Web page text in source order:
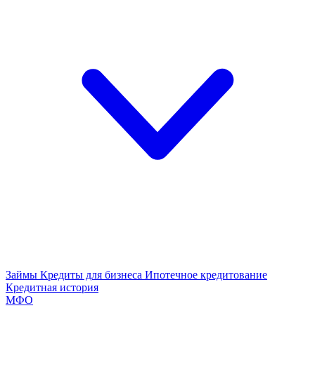
Займы Кредиты для бизнеса Ипотечное кредитование
Кредитная история
МФО